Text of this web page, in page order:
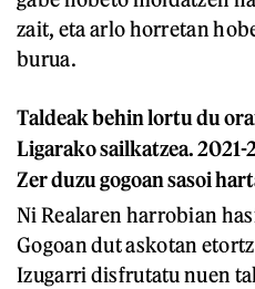
zait, eta arlo horretan
burua.
Taldeak behin lortu du
Ligarako sailkatzea.
Zer duzu gogoan sasoi
Ni Realaren harrobian
Gogoan dut askotan
Izugarri disfrutatu nuen